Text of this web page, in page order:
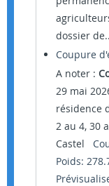
dossier
Coupure
A noter :
29 mai
résidence
2 au 4, 30
Castel
Poids: